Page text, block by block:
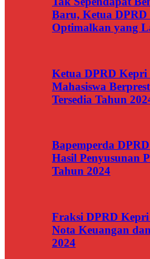
Baru, Ketua
Optimalkan yang
Ketua DPRD Kepri
Mahasiswa
Tersedia Tahun
Bapemperda
Hasil Penyusunan
Tahun 2024
Fraksi DPRD
Nota Keuangan
2024